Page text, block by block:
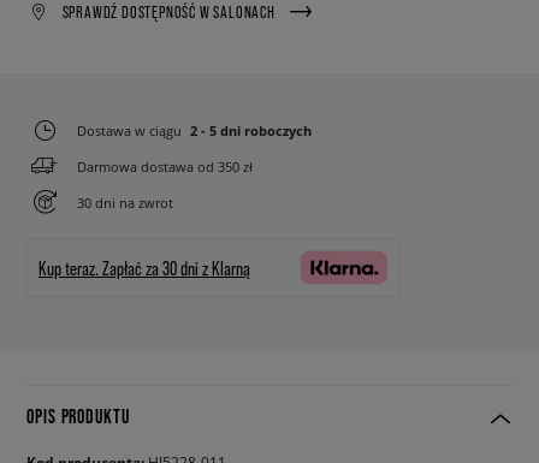
SPRAWDŹ DOSTĘPNOŚĆ W SALONACH
Dostawa w ciągu 2 - 5 dni roboczych
Darmowa dostawa od 350 zł
30 dni na zwrot
Kup teraz. Zapłać za 30 dni z Klarną
OPIS PRODUKTU